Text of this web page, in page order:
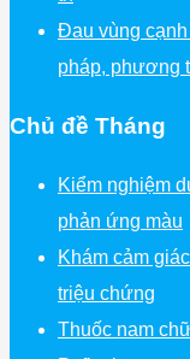
Đau vùng
pháp, phương
Chủ đề Tháng
Kiểm nghiệm
phản ứng màu
Khám cảm
triệu chứng
Thuốc nam